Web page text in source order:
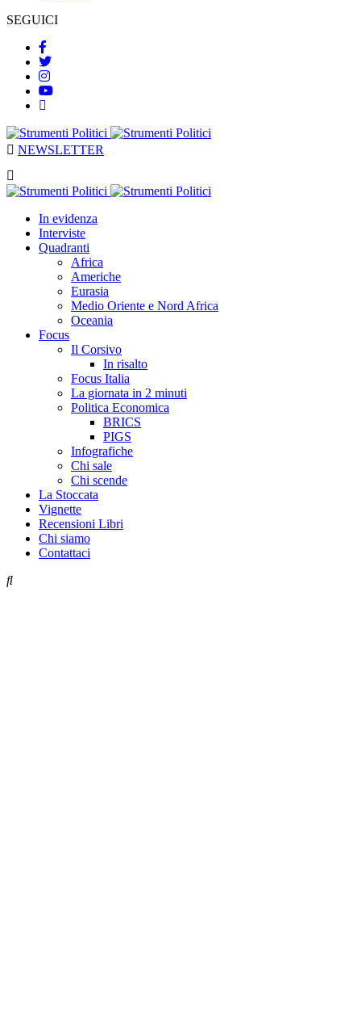
SEGUICI
NEWSLETTER
In evidenza
Interviste
Quadranti
Africa
Americhe
Eurasia
Medio Oriente e Nord Africa
Oceania
Focus
Il Corsivo
In risalto
Focus Italia
La giornata in 2 minuti
Politica Economica
BRICS
PIGS
Infografiche
Chi sale
Chi scende
La Stoccata
Vignette
Recensioni Libri
Chi siamo
Contattaci